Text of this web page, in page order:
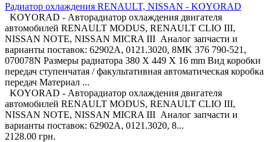
Радиатор охлаждения RENAULT, NISSAN - KOYORAD
KOYORAD - Авторадиатор охлаждения двигателя
автомобилей RENAULT MODUS, RENAULT CLIO III,
NISSAN NOTE, NISSAN MICRA III Аналог запчасти и
варианты поставок: 62902A, 0121.3020, 8MK 376 790-521,
070078N Размеры радиатора 380 X 449 X 16 mm Вид коробки
передач ступенчатая / факультативная автоматическая коробка
передач Материал ...
KOYORAD - Авторадиатор охлаждения двигателя
автомобилей RENAULT MODUS, RENAULT CLIO III,
NISSAN NOTE, NISSAN MICRA III Аналог запчасти и
варианты поставок: 62902A, 0121.3020, 8...
2128.00 грн.